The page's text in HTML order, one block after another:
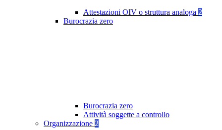
Attestazioni OIV o struttura analoga 2
Burocrazia zero
Burocrazia zero
Attività soggette a controllo
Organizzazione 2